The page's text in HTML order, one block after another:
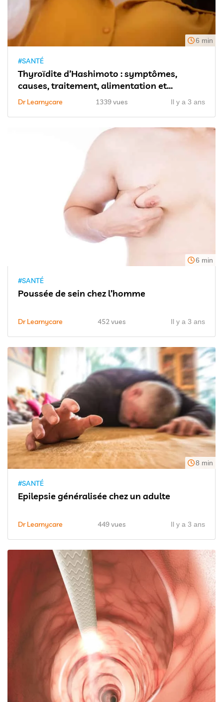
6 min
#SANTÉ
Thyroïdite d’Hashimoto : symptômes,
causes, traitement, alimentation et...
Dr Learnycare 1339 vues Il y a 3 ans
6 min
#SANTÉ
Poussée de sein chez l’homme
Dr Learnycare 452 vues Il y a 3 ans
8 min
#SANTÉ
Epilepsie généralisée chez un adulte
Dr Learnycare 449 vues Il y a 3 ans